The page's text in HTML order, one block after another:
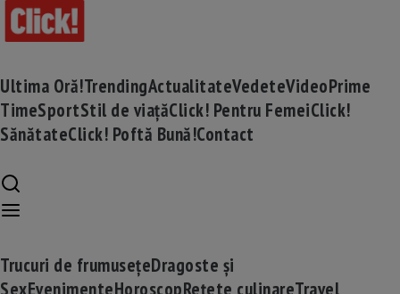
Ultima Oră!TrendingActualitateVedeteVideoPrime
TimeSportStil de viațăClick! Pentru FemeiClick!
SănătateClick! Poftă Bună!Contact
Trucuri de frumusețeDragoste și
SexEvenimenteHoroscopRețete culinareTravel